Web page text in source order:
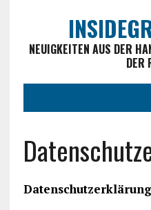
NEUIGKEITEN AUS DER
DER
Datenschutzerklärung